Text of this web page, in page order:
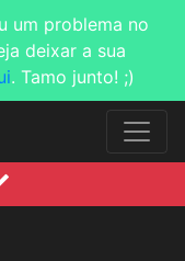
um problema no
deixar a sua
. Tamo junto! ;)